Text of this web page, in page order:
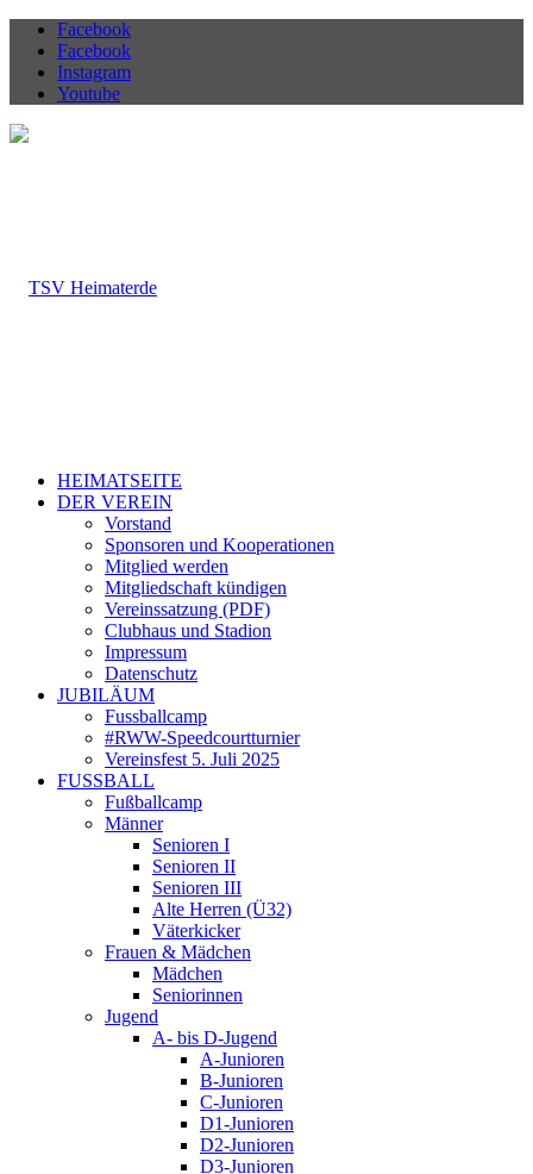
Facebook
Facebook
Instagram
Youtube
HEIMATSEITE
DER VEREIN
Vorstand
Sponsoren und Kooperationen
Mitglied werden
Mitgliedschaft kündigen
Vereinssatzung (PDF)
Clubhaus und Stadion
Impressum
Datenschutz
JUBILÄUM
Fussballcamp
#RWW-Speedcourtturnier
Vereinsfest 5. Juli 2025
FUSSBALL
Fußballcamp
Männer
Senioren I
Senioren II
Senioren III
Alte Herren (Ü32)
Väterkicker
Frauen & Mädchen
Mädchen
Seniorinnen
Jugend
A- bis D-Jugend
A-Junioren
B-Junioren
C-Junioren
D1-Junioren
D2-Junioren
D3-Junioren